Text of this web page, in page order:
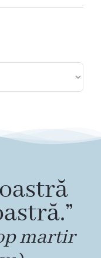
martir